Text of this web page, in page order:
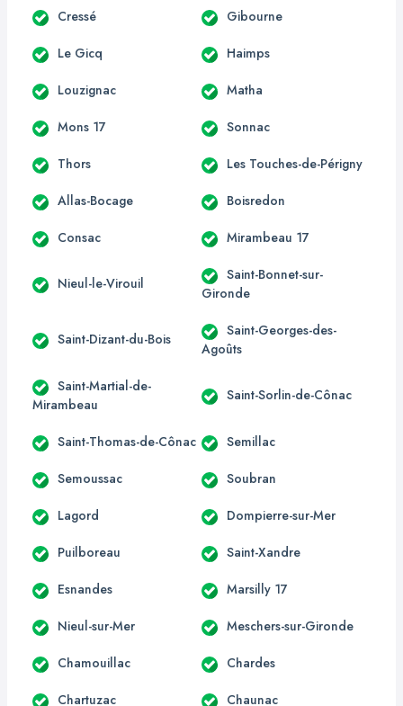
Cressé Gibourne
Le Gicq Haimps
Louzignac Matha
Mons 17 Sonnac
Thors Les Touches-de-Périgny
Allas-Bocage Boisredon
Consac Mirambeau 17
Nieul-le-Virouil
Saint-Bonnet-sur-
Gironde
Saint-Dizant-du-Bois
Saint-Georges-des-
Agoûts
Saint-Martial-de-
Mirambeau
Saint-Sorlin-de-Cônac
Saint-Thomas-de-Cônac Semillac
Semoussac Soubran
Lagord Dompierre-sur-Mer
Puilboreau Saint-Xandre
Esnandes Marsilly 17
Nieul-sur-Mer Meschers-sur-Gironde
Chamouillac Chardes
Chartuzac Chaunac